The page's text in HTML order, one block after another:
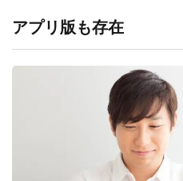
アプリ版も存在